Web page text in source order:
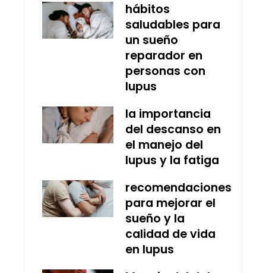
hábitos
saludables para
un sueño
reparador en
personas con
lupus
la importancia
del descanso en
el manejo del
lupus y la fatiga
recomendaciones
para mejorar el
sueño y la
calidad de vida
en lupus